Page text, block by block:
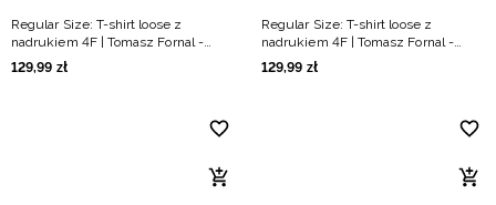
Regular Size: T-shirt loose z
nadrukiem 4F | Tomasz Fornal -
szary
129,99 zł
Regular Size: T-shirt loose z
nadrukiem 4F | Tomasz Fornal -
kremowy
129,99 zł